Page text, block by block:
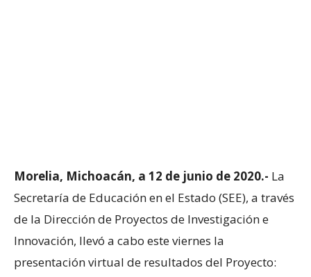
Morelia, Michoacán, a 12 de junio de 2020.- La
Secretaría de Educación en el Estado (SEE), a través
de la Dirección de Proyectos de Investigación e
Innovación, llevó a cabo este viernes la
presentación virtual de resultados del Proyecto: